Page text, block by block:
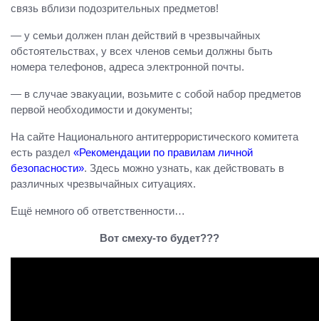
связь вблизи подозрительных предметов!
— у семьи должен план действий в чрезвычайных
обстоятельствах, у всех членов семьи должны быть
номера телефонов, адреса электронной почты.
— в случае эвакуации, возьмите с собой набор предметов
первой необходимости и документы;
На сайте Национального антитеррористического комитета
есть раздел «Рекомендации по правилам личной
безопасности». Здесь можно узнать, как действовать в
различных чрезвычайных ситуациях.
Ещё немного об ответственности…
Вот смеху-то будет???